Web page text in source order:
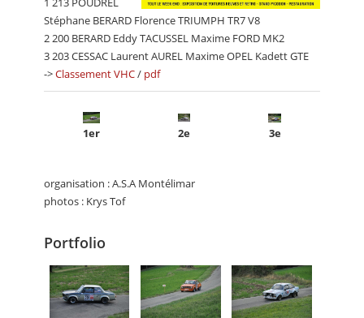
Stéphane BERARD Florence TRIUMPH TR7 V8
2 200 BERARD Eddy TACUSSEL Maxime FORD MK2
3 203 CESSAC Laurent AUREL Maxime OPEL Kadett GTE
->Classement VHC/ pdf
1er 2e 3e
organisation : A.S.A Montélimar
photos : Krys Tof
Portfolio